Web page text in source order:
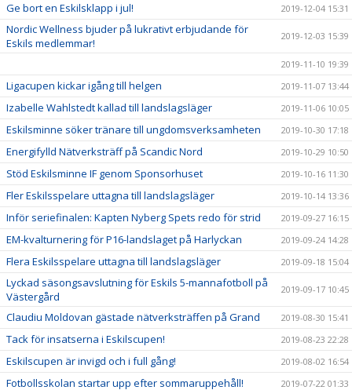
Ge bort en Eskilsklapp i jul! 2019-12-04 15:31
Nordic Wellness bjuder på lukrativt erbjudande för
Eskils medlemmar!
2019-12-03 15:39
2019-11-10 19:39
Ligacupen kickar igång till helgen 2019-11-07 13:44
Izabelle Wahlstedt kallad till landslagsläger 2019-11-06 10:05
Eskilsminne söker tränare till ungdomsverksamheten 2019-10-30 17:18
Energifylld Nätverksträff på Scandic Nord 2019-10-29 10:50
Stöd Eskilsminne IF genom Sponsorhuset 2019-10-16 11:30
Fler Eskilsspelare uttagna till landslagsläger 2019-10-14 13:36
Inför seriefinalen: Kapten Nyberg Spets redo för strid 2019-09-27 16:15
EM-kvalturnering för P16-landslaget på Harlyckan 2019-09-24 14:28
Flera Eskilsspelare uttagna till landslagsläger 2019-09-18 15:04
Lyckad säsongsavslutning för Eskils 5-mannafotboll på
Västergård
2019-09-17 10:45
Claudiu Moldovan gästade nätverksträffen på Grand 2019-08-30 15:41
Tack för insatserna i Eskilscupen! 2019-08-23 22:28
Eskilscupen är invigd och i full gång! 2019-08-02 16:54
Fotbollsskolan startar upp efter sommaruppehåll! 2019-07-22 01:33